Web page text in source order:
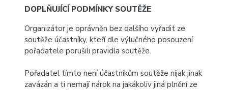
DOPLŇUJÍCÍ PODMÍNKY SOUTĚŽE
Organizátor je oprávněn bez dalšího vyřadit ze
soutěže účastníky, kteří dle výlučného posouzení
pořadatele porušili pravidla soutěže.
Pořadatel tímto není účastníkům soutěže nijak jinak
zavázán a ti nemají nárok na jakákoliv jiná plnění ze